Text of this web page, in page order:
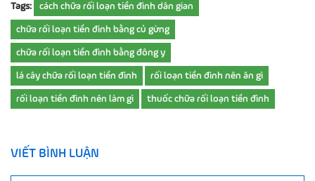
Tags: cách chữa rối loạn tiền đình dân gian
chữa rối loạn tiền đình bằng củ gừng
chữa rối loạn tiền đình bằng đông y
lá cây chữa rối loạn tiền đình rối loạn tiền đình nên ăn gì
rối loạn tiền đình nên làm gì thuốc chữa rối loạn tiền đình
VIẾT BÌNH LUẬN